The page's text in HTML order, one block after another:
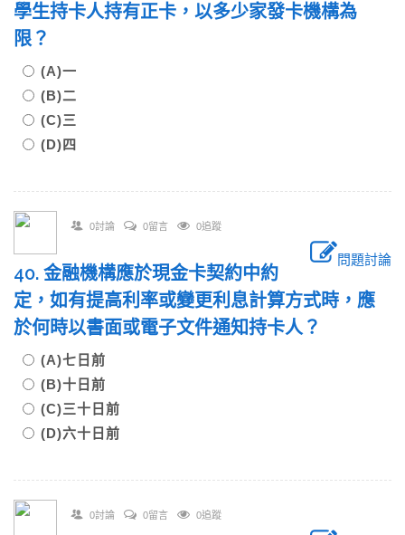
學生持卡人持有正卡，以多少家發卡機構為
限？
(A)一
(B)二
(C)三
(D)四
0討論 0留言 0追蹤
問題討論
40. 金融機構應於現金卡契約中約
定，如有提高利率或變更利息計算方式時，應
於何時以書面或電子文件通知持卡人？
(A)七日前
(B)十日前
(C)三十日前
(D)六十日前
0討論 0留言 0追蹤